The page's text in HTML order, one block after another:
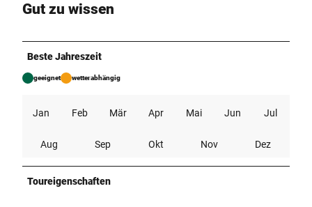
Gut zu wissen
Beste Jahreszeit
geeignet wetterabhängig
Jan Feb Mär Apr Mai Jun Jul
Aug Sep Okt Nov Dez
Toureigenschaften